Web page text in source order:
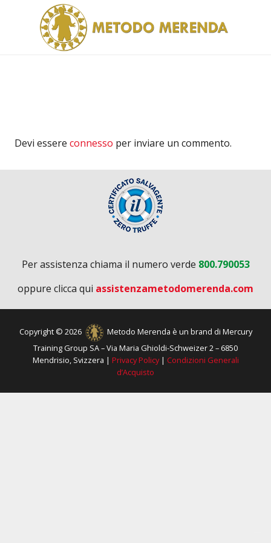
Devi essere connesso per inviare un commento.
Per assistenza chiama il numero verde 800.790053
oppure clicca qui assistenzametodomerenda.com
Copyright © 2026
Metodo Merenda è un brand di Mercury
Training Group SA – Via Maria Ghioldi-Schweizer 2 – 6850
Mendrisio, Svizzera | Privacy Policy| Condizioni Generali
d’Acquisto